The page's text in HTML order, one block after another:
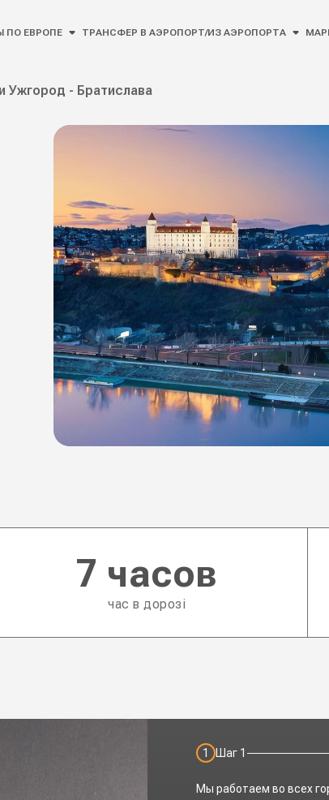
ПО ЕВРОПЕ ТРАНСФЕР В АЭРОПОРТ/ИЗ АЭРОПОРТА
Ужгород - Братислава
час в дорозі
7 часов
1 Шаг 1
Мы работаем во всех